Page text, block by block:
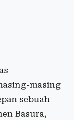
masing
sebuah
Basura,